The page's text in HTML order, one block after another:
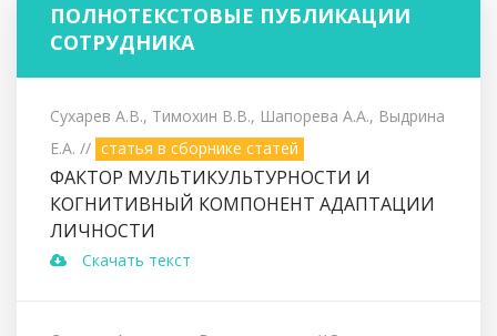
ПОЛНОТЕКСТОВЫЕ ПУБЛИКАЦИИ
СОТРУДНИКА
Сухарев А.В., Тимохин В.В., Шапорева А.А., Выдрина
Е.А. // статья в сборнике статей
ФАКТОР МУЛЬТИКУЛЬТУРНОСТИ И
КОГНИТИВНЫЙ КОМПОНЕНТ АДАПТАЦИИ
ЛИЧНОСТИ
Скачать текст